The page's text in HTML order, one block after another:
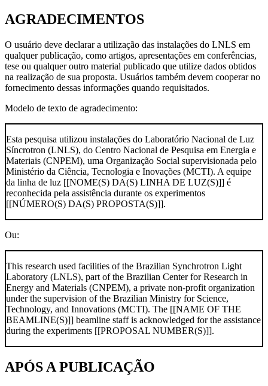
AGRADECIMENTOS
O usuário deve declarar a utilização das instalações do LNLS em
qualquer publicação, como artigos, apresentações em conferências,
tese ou qualquer outro material publicado que utilize dados obtidos
na realização de sua proposta. Usuários também devem cooperar no
fornecimento dessas informações quando requisitados.
Modelo de texto de agradecimento:
Esta pesquisa utilizou instalações do Laboratório Nacional de Luz
Síncrotron (LNLS), do Centro Nacional de Pesquisa em Energia e
Materiais (CNPEM), uma Organização Social supervisionada pelo
Ministério da Ciência, Tecnologia e Inovações (MCTI). A equipe
da linha de luz [[NOME(S) DA(S) LINHA DE LUZ(S)]] é
reconhecida pela assistência durante os experimentos
[[NÚMERO(S) DA(S) PROPOSTA(S)]].
Ou:
This research used facilities of the Brazilian Synchrotron Light
Laboratory (LNLS), part of the Brazilian Center for Research in
Energy and Materials (CNPEM), a private non-profit organization
under the supervision of the Brazilian Ministry for Science,
Technology, and Innovations (MCTI). The [[NAME OF THE
BEAMLINE(S)]] beamline staff is acknowledged for the assistance
during the experiments [[PROPOSAL NUMBER(S)]].
APÓS A PUBLICAÇÃO